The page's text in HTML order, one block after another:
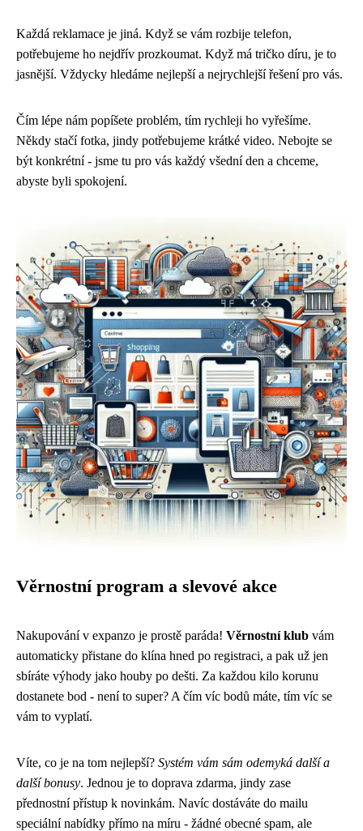
Každá reklamace je jiná. Když se vám rozbije telefon,
potřebujeme ho nejdřív prozkoumat. Když má tričko díru, je to
jasnější. Vždycky hledáme nejlepší a nejrychlejší řešení pro vás.
Čím lépe nám popíšete problém, tím rychleji ho vyřešíme.
Někdy stačí fotka, jindy potřebujeme krátké video. Nebojte se
být konkrétní - jsme tu pro vás každý všední den a chceme,
abyste byli spokojení.
Věrnostní program a slevové akce
Nakupování v expanzo je prostě paráda! Věrnostní klub vám
automaticky přistane do klína hned po registraci, a pak už jen
sbíráte výhody jako houby po dešti. Za každou kilo korunu
dostanete bod - není to super? A čím víc bodů máte, tím víc se
vám to vyplatí.
Víte, co je na tom nejlepší? Systém vám sám odemyká další a
další bonusy. Jednou je to doprava zdarma, jindy zase
přednostní přístup k novinkám. Navíc dostáváte do mailu
speciální nabídky přímo na míru - žádné obecné spam, ale